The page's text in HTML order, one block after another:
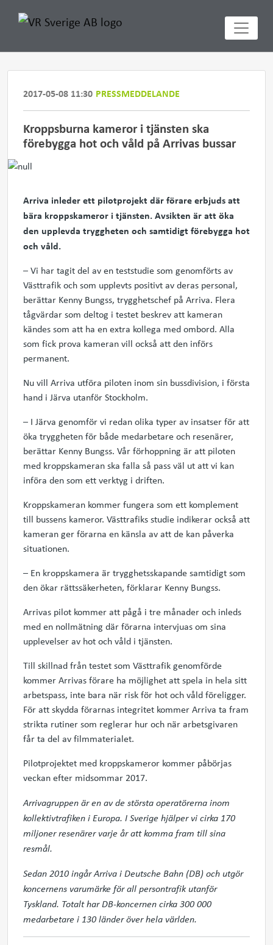
2017-05-08 11:30 PRESSMEDDELANDE
Kroppsburna kameror i tjänsten ska
förebygga hot och våld på Arrivas bussar
Arriva inleder ett pilotprojekt där förare erbjuds att
bära kroppskameror i tjänsten. Avsikten är att öka
den upplevda tryggheten och samtidigt förebygga hot
och våld.
– Vi har tagit del av en teststudie som genomförts av
Västtrafik och som upplevts positivt av deras personal,
berättar Kenny Bungss, trygghetschef på Arriva. Flera
tågvärdar som deltog i testet beskrev att kameran
kändes som att ha en extra kollega med ombord. Alla
som fick prova kameran vill också att den införs
permanent.
Nu vill Arriva utföra piloten inom sin bussdivision, i första
hand i Järva utanför Stockholm.
– I Järva genomför vi redan olika typer av insatser för att
öka tryggheten för både medarbetare och resenärer,
berättar Kenny Bungss. Vår förhoppning är att piloten
med kroppskameran ska falla så pass väl ut att vi kan
införa den som ett verktyg i driften.
Kroppskameran kommer fungera som ett komplement
till bussens kameror. Västtrafiks studie indikerar också att
kameran ger förarna en känsla av att de kan påverka
situationen.
– En kroppskamera är trygghetsskapande samtidigt som
den ökar rättssäkerheten, förklarar Kenny Bungss.
Arrivas pilot kommer att pågå i tre månader och inleds
med en nollmätning där förarna intervjuas om sina
upplevelser av hot och våld i tjänsten.
Till skillnad från testet som Västtrafik genomförde
kommer Arrivas förare ha möjlighet att spela in hela sitt
arbetspass, inte bara när risk för hot och våld föreligger.
För att skydda förarnas integritet kommer Arriva ta fram
strikta rutiner som reglerar hur och när arbetsgivaren
får ta del av filmmaterialet.
Pilotprojektet med kroppskameror kommer påbörjas
veckan efter midsommar 2017.
Arrivagruppen är en av de största operatörerna inom
kollektivtrafiken i Europa. I Sverige hjälper vi cirka 170
miljoner resenärer varje år att komma fram till sina
resmål.
Sedan 2010 ingår Arriva i Deutsche Bahn (DB) och utgör
koncernens varumärke för all persontrafik utanför
Tyskland. Totalt har DB-koncernen cirka 300 000
medarbetare i 130 länder över hela världen.